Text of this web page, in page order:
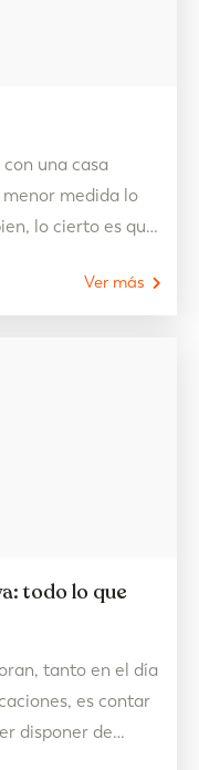
una casa
medida lo
lo cierto es que
hacer nuestros
de…
Ver más
todo lo que
tanto en el día
es contar
disponer de